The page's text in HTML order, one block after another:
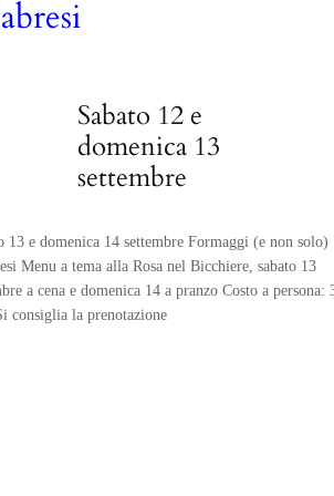
Sabato 12 e
domenica 13
settembre
13 e domenica 14 settembre Formaggi (e non solo)
Menu a tema alla Rosa nel Bicchiere, sabato 13
a cena e domenica 14 a pranzo Costo a persona:
consiglia la prenotazione